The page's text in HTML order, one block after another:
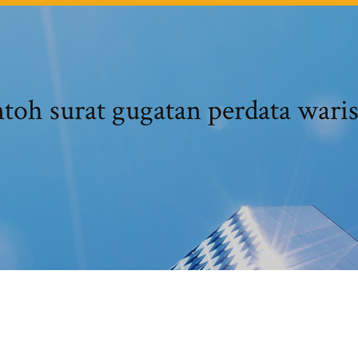
surat gugatan perdata